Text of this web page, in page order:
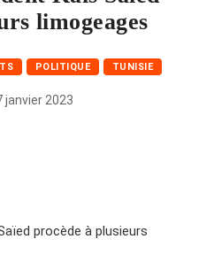
limogeages
POLITIQUE TUNISIE
janvier 2023